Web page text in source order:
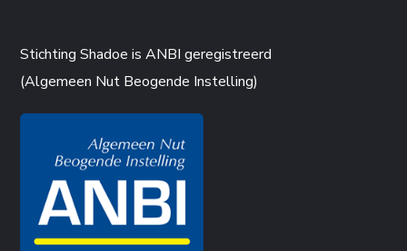
Stichting Shadoe is ANBI geregistreerd
(Algemeen Nut Beogende Instelling)